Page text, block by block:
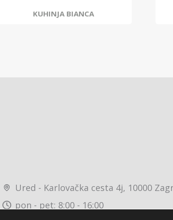
KUHINJA BIANCA
Ured - Karlovačka cesta 4j, 10000
pon - pet: 8:00 - 16:00